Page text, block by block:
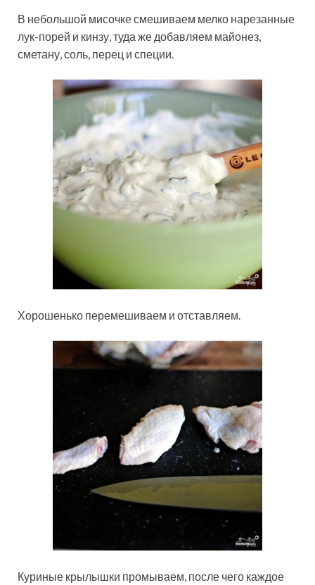
В небольшой мисочке смешиваем мелко нарезанные
лук-порей и кинзу, туда же добавляем майонез,
сметану, соль, перец и специи.
Хорошенько перемешиваем и отставляем.
Куриные крылышки промываем, после чего каждое